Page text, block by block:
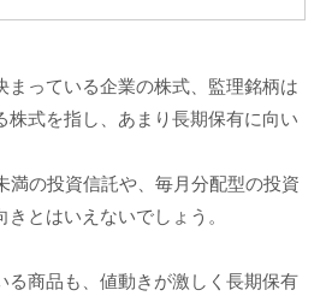
まっている企業の株式、監理銘柄は
株式を指し、あまり長期保有に向い
満の投資信託や、毎月分配型の投資
とはいえないでしょう。
る商品も、値動きが激しく長期保有